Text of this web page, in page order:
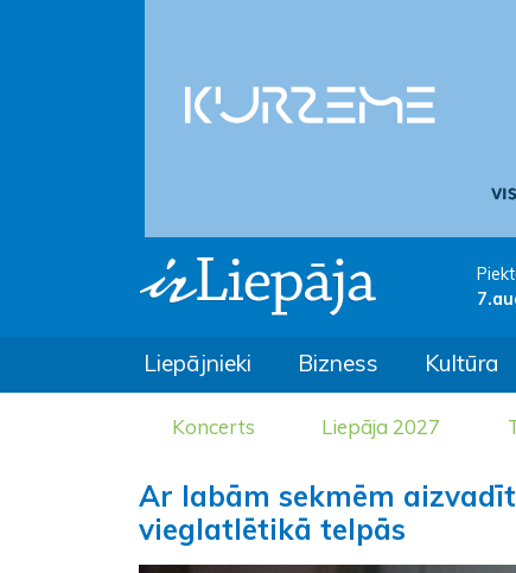
Liepājnieki Bizness Kultūra
Koncerts Liepāja 2027
Ar labām sekmēm
vieglatlētikā telpās